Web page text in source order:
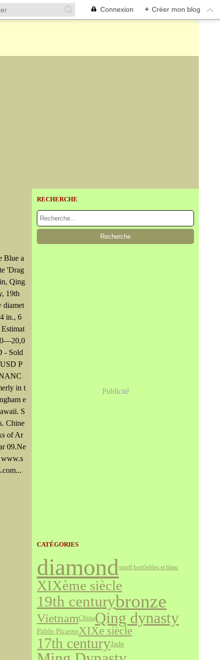
Connexion + Créer mon blog
Blue a
'Drag
Qing
19th
diamet
in., 6
- Sold
P
in t
e
S
Chine
of Ar
09.Ne
RECHERCHE
Publicité
CATÉGORIES
diamondsnuff bottlebleu et blanc
XIXème siècle
19th centurybronze
VietnamChinaQing dynasty
Pablo PicassoXIXe siècle
17th centuryJade